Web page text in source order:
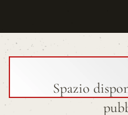
Spazio